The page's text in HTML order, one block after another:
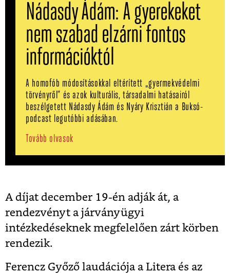
Nádasdy Ádám: A gyerekeket
nem szabad elzárni fontos
információktól
A homofób módosításokkal eltérített „gyermekvédelmi
törvényről” és azok kulturális, társadalmi hatásairól
beszélgetett Nádasdy Ádám és Nyáry Krisztián a Buksó-
podcast legutóbbi adásában.
Tovább olvasok
A díjat december 19-én adják át, a
rendezvényt a járványügyi
intézkedéseknek megfelelően zárt körben
rendezik.
Ferencz Győző laudációja a Litera és az